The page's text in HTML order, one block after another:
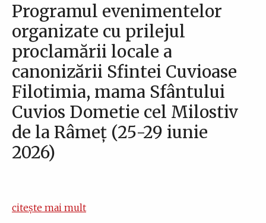
Programul evenimentelor
organizate cu prilejul
proclamării locale a
canonizării Sfintei Cuvioase
Filotimia, mama Sfântului
Cuvios Dometie cel Milostiv
de la Râmeț (25-29 iunie
2026)
citește mai mult